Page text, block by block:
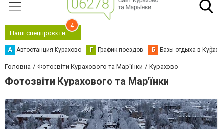
Наші спецпроєкти
4
А Автостанция Курахово Г График поездов Б Базы отдыха в
Головна Фотозвіти Курахового та Мар'їнки Курахово
Фотозвіти Курахового та Мар'їнки